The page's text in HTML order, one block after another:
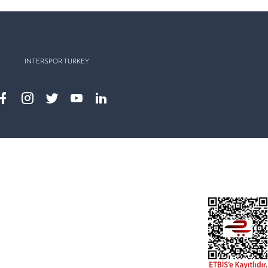
INTERSPOR TURKEY